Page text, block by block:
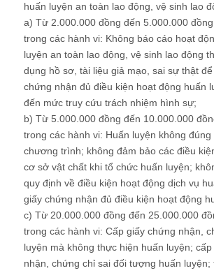
huấn luyện an toàn lao động, vệ sinh lao
a) Từ 2.000.000 đồng đến 5.000.000
trong các hành vi: Không báo cáo hoạt
luyện an toàn lao động, vệ sinh lao động
dụng hồ sơ, tài liệu giả mạo, sai sự thật
chứng nhận đủ điều kiện hoạt động huấn
đến mức truy cứu trách nhiệm hình sự;
b) Từ 5.000.000 đồng đến 10.000.000
trong các hành vi: Huấn luyện không đúng
chương trình; không đảm bảo các điều
cơ sở vật chất khi tổ chức huấn luyện;
quy định về điều kiện hoạt động dịch vụ
giấy chứng nhận đủ điều kiện hoạt động
c) Từ 20.000.000 đồng đến 25.000.000
trong các hành vi: Cấp giấy chứng nhận,
luyện mà không thực hiện huấn luyện;
nhận, chứng chỉ sai đối tượng huấn luyện;